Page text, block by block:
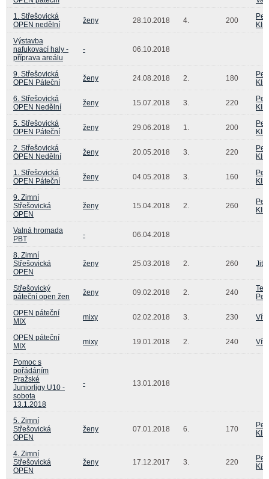
1. Střešovická
OPEN nedělní
ženy 28.10.2018 4. 200
Výstavba
nafukovací haly -
příprava areálu
- 06.10.2018
9. Střešovická
OPEN Páteční
ženy 24.08.2018 2. 180
6. Střešovická
OPEN Nedělní
ženy 15.07.2018 3. 220
5. Střešovická
OPEN Páteční
ženy 29.06.2018 1. 200
2. Střešovická
OPEN Nedělní
ženy 20.05.2018 3. 220
1. Střešovická
OPEN Páteční
ženy 04.05.2018 3. 160
9. Zimní
Střešovická
OPEN
ženy 15.04.2018 2. 260
Valná hromada
PBT
- 06.04.2018
8. Zimní
Střešovická
OPEN
ženy 25.03.2018 2. 260
Střešovický
páteční open žen
ženy 09.02.2018 2. 240
OPEN páteční
MIX
mixy 02.02.2018 3. 230 Vít
OPEN páteční
MIX
mixy 19.01.2018 2. 240 Vít
Pomoc s
pořádáním
Pražské
Juniorligy U10 -
sobota
13.1.2018
- 13.01.2018
5. Zimní
Střešovická
OPEN
ženy 07.01.2018 6. 170
4. Zimní
Střešovická
OPEN
ženy 17.12.2017 3. 220